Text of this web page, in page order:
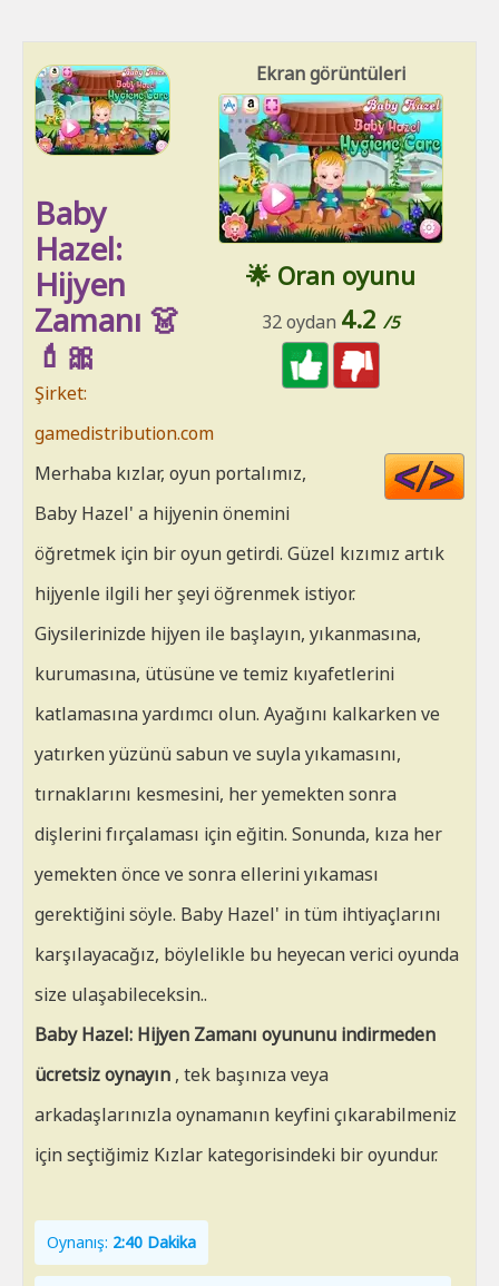
Ekran görüntüleri
🌟 Oran oyunu
32 oydan 4.2 /5
Baby
Hazel:
Hijyen
Zamanı 👗
💄🎀
Şirket:
gamedistribution.com
Merhaba kızlar, oyun portalımız,
Baby Hazel' a hijyenin önemini
öğretmek için bir oyun getirdi. Güzel kızımız artık
hijyenle ilgili her şeyi öğrenmek istiyor.
Giysilerinizde hijyen ile başlayın, yıkanmasına,
kurumasına, ütüsüne ve temiz kıyafetlerini
katlamasına yardımcı olun. Ayağını kalkarken ve
yatırken yüzünü sabun ve suyla yıkamasını,
tırnaklarını kesmesini, her yemekten sonra
dişlerini fırçalaması için eğitin. Sonunda, kıza her
yemekten önce ve sonra ellerini yıkaması
gerektiğini söyle. Baby Hazel' in tüm ihtiyaçlarını
karşılayacağız, böylelikle bu heyecan verici oyunda
size ulaşabileceksin..
Baby Hazel: Hijyen Zamanı oyununu indirmeden
ücretsiz oynayın , tek başınıza veya
arkadaşlarınızla oynamanın keyfini çıkarabilmeniz
için seçtiğimiz Kızlar kategorisindeki bir oyundur.
Oynanış: 2:40 Dakika